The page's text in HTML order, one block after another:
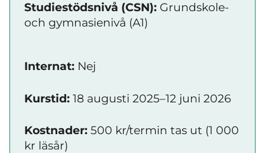
Studiestödsnivå (CSN): Grundskole-
och gymnasienivå (A1)
Internat: Nej
Kurstid: 18 augusti 2025–12 juni 2026
Kostnader: 500 kr/termin tas ut (1 000
kr läsår)